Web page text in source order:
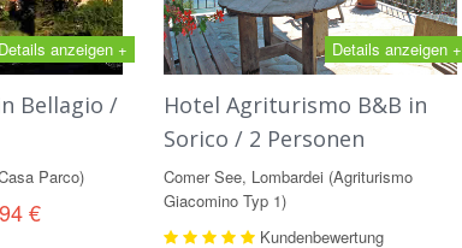
Details anzeigen +
Bellagio /
Parco)
€
Details anzeigen +
Hotel Agriturismo B&B in
Sorico / 2 Personen
Comer See, Lombardei (Agriturismo
Giacomino Typ 1)
Kundenbewertung